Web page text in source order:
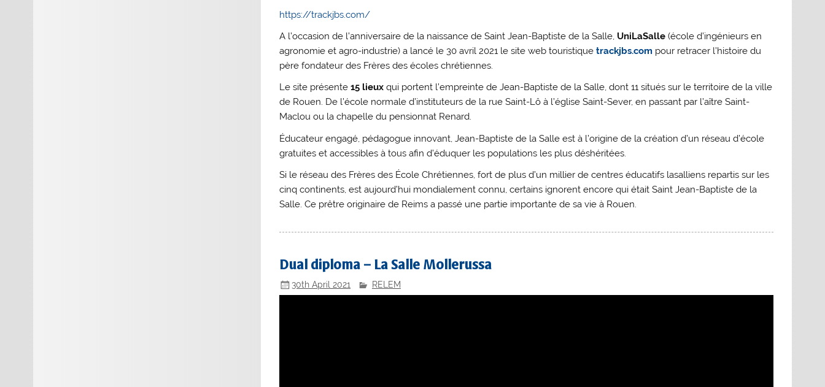
https://trackjbs.com/
A l’occasion de l’anniversaire de la naissance de Saint Jean-Baptiste de la Salle, UniLaSalle (école d’ingénieurs en
agronomie et agro-industrie) a lancé le 30 avril 2021 le site web touristique trackjbs.com pour retracer l’histoire du
père fondateur des Frères des écoles chrétiennes.
Le site présente 15 lieuxqui portent l’empreinte de Jean-Baptiste de la Salle, dont 11 situés sur le territoire de la ville
de Rouen. De l’école normale d’instituteurs de la rue Saint-Lô à l’église Saint-Sever, en passant par l’aître Saint-
Maclou ou la chapelle du pensionnat Renard.
Éducateur engagé, pédagogue innovant, Jean-Baptiste de la Salle est à l’origine de la création d’un réseau d’école
gratuites et accessibles à tous afin d’éduquer les populations les plus déshéritées.
Si le réseau des Frères des École Chrétiennes, fort de plus d’un millier de centres éducatifs lasalliens repartis sur les
cinq continents, est aujourd’hui mondialement connu, certains ignorent encore qui était Saint Jean-Baptiste de la
Salle. Ce prêtre originaire de Reims a passé une partie importante de sa vie à Rouen.
Dual diploma – La Salle Mollerussa
30th April 2021 RELEM